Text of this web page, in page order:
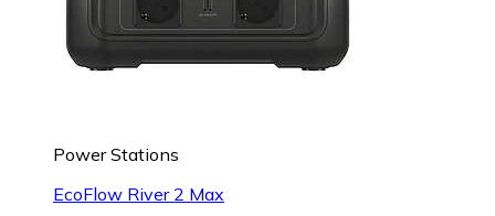
Power Stations
EcoFlow River 2 Max